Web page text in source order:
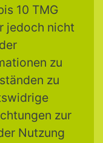
10 TMG
jedoch nicht
zu
zu
zur
Nutzung